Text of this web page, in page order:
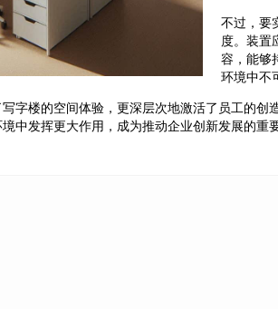
不过，要
度。装置
容，能够
环境中不
字楼的空间体验，更深层次地激活了员工的
中发挥更大作用，成为推动企业创新发展的重要